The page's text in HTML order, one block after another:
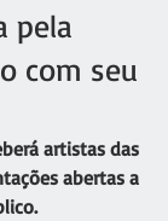
pela
com seu
artistas das
abertas a